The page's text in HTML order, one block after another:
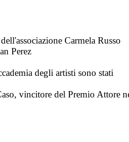
Carmela Russo
Perez
degli artisti sono stati
vincitore del Premio Attore